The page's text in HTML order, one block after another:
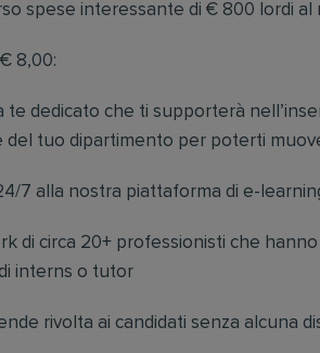
spese interessante di € 800 lordi al
8,00:
te dedicato che ti supporterà
del tuo dipartimento per poterti
7 alla nostra piattaforma di e-
di circa 20+ professionisti che
interns o tutor
rivolta ai candidati senza alcuna